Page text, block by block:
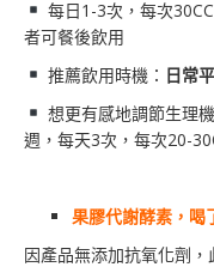
每日1-3次，每次
者可餐後飲用
推薦飲用時機： 日常
想更有感地調節生理
週，每天3次，每次20-
果膠代謝酵素，喝
因產品無添加抗氧化劑